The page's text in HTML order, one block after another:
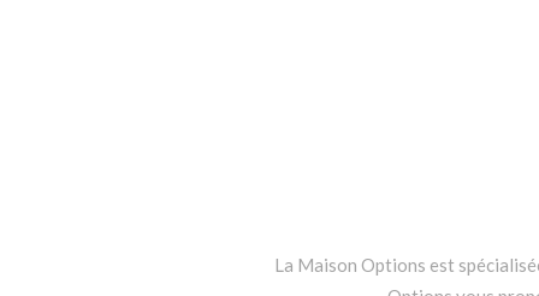
La Maison Options est